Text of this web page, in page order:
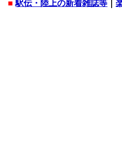
■ 駅伝・陸上の新着雑誌等 ｜